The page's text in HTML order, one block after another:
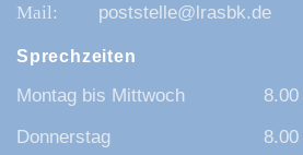
poststelle@lrasbk.de
Sprechzeiten
Montag bis Mittwoch
Donnerstag